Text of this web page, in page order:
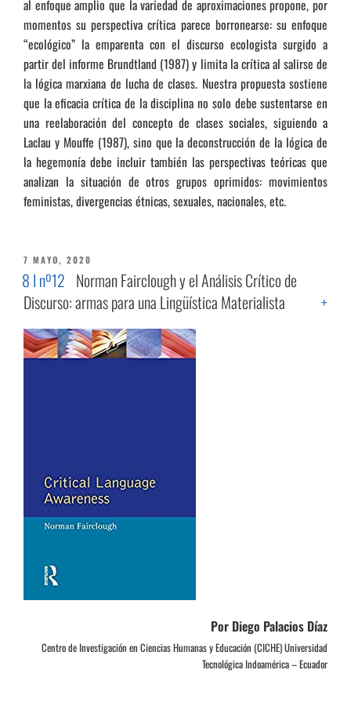
al enfoque amplio que la variedad de aproximaciones propone, por
momentos su perspectiva crítica parece borronearse: su enfoque
“ecológico” la emparenta con el discurso ecologista surgido a
partir del informe Brundtland (1987) y limita la crítica al salirse de
la lógica marxiana de lucha de clases. Nuestra propuesta sostiene
que la eficacia crítica de la disciplina no solo debe sustentarse en
una reelaboración del concepto de clases sociales, siguiendo a
Laclau y Mouffe (1987), sino que la deconstrucción de la lógica de
la hegemonía debe incluir también las perspectivas teóricas que
analizan la situación de otros grupos oprimidos: movimientos
feministas, divergencias étnicas, sexuales, nacionales, etc.
PUBLICADO
EL
7 MAYO, 2020
8 I nº12 Norman Fairclough y el Análisis Crítico de
Discurso: armas para una Lingüística Materialista
+
Por Diego Palacios Díaz
Centro de Investigación en Ciencias Humanas y Educación (CICHE) Universidad
Tecnológica Indoamérica – Ecuador